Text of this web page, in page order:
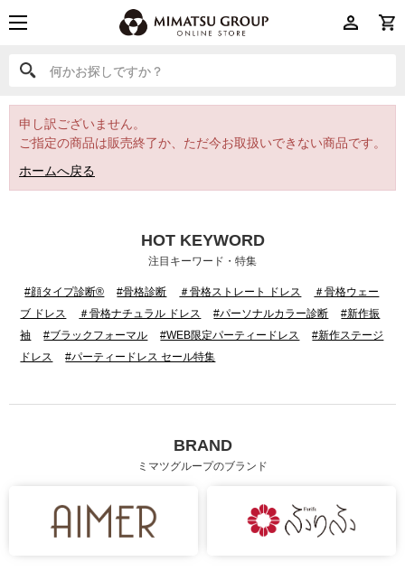
何かお探しですか？
何かお探しですか？
申し訳ございません。
ご指定の商品は販売終了か、ただ今お取扱いできない商品です。
ホームへ戻る
HOT KEYWORD
注目キーワード・特集
#顔タイプ診断® #骨格診断 ＃骨格ストレート ドレス
＃骨格ウェー
ブ ドレス
＃骨格ナチュラル ドレス #パーソナルカラー診断
#新作振
袖
#ブラックフォーマル #WEB限定パーティードレス
#新作ステージ
ドレス
#パーティードレス セール特集
BRAND
ミマツグループのブランド